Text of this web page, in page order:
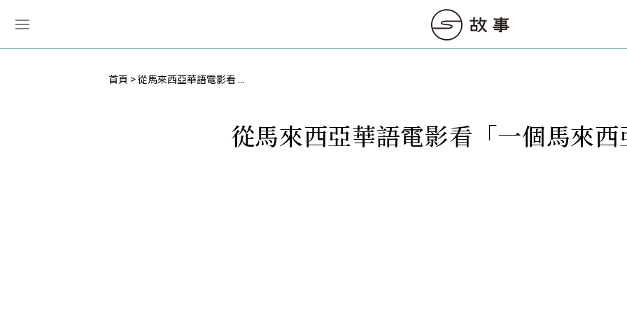
首頁 從馬來西亞華語電影看 ...
從馬來西亞華語電影看「一個馬來西